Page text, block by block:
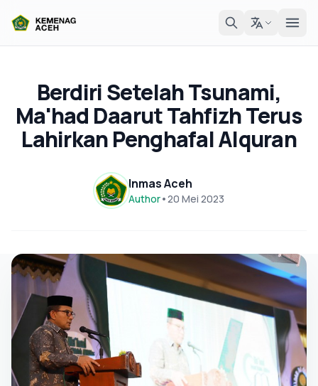
Berdiri Setelah Tsunami,
Ma'had Daarut Tahfizh Terus
Lahirkan Penghafal Alquran
Inmas Aceh
Author•20 Mei 2023